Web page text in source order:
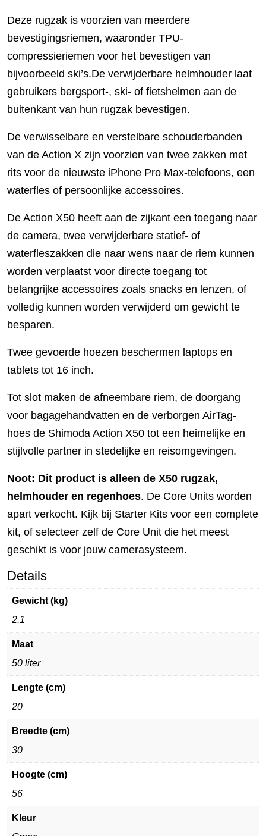
Deze rugzak is voorzien van meerdere
bevestigingsriemen, waaronder TPU-
compressieriemen voor het bevestigen van
bijvoorbeeld ski’s.De verwijderbare helmhouder laat
gebruikers bergsport-, ski- of fietshelmen aan de
buitenkant van hun rugzak bevestigen.
De verwisselbare en verstelbare schouderbanden
van de Action X zijn voorzien van twee zakken met
rits voor de nieuwste iPhone Pro Max-telefoons, een
waterfles of persoonlijke accessoires.
De Action X50 heeft aan de zijkant een toegang naar
de camera, twee verwijderbare statief- of
waterfleszakken die naar wens naar de riem kunnen
worden verplaatst voor directe toegang tot
belangrijke accessoires zoals snacks en lenzen, of
volledig kunnen worden verwijderd om gewicht te
besparen.
Twee gevoerde hoezen beschermen laptops en
tablets tot 16 inch.
Tot slot maken de afneembare riem, de doorgang
voor bagagehandvatten en de verborgen AirTag-
hoes de Shimoda Action X50 tot een heimelijke en
stijlvolle partner in stedelijke en reisomgevingen.
Noot: Dit product is alleen de X50 rugzak,
helmhouder en regenhoes. De Core Units worden
apart verkocht. Kijk bij Starter Kits voor een complete
kit, of selecteer zelf de Core Unit die het meest
geschikt is voor jouw camerasysteem.
Details
Gewicht (kg)
2,1
Maat
50 liter
Lengte (cm)
20
Breedte (cm)
30
Hoogte (cm)
56
Kleur